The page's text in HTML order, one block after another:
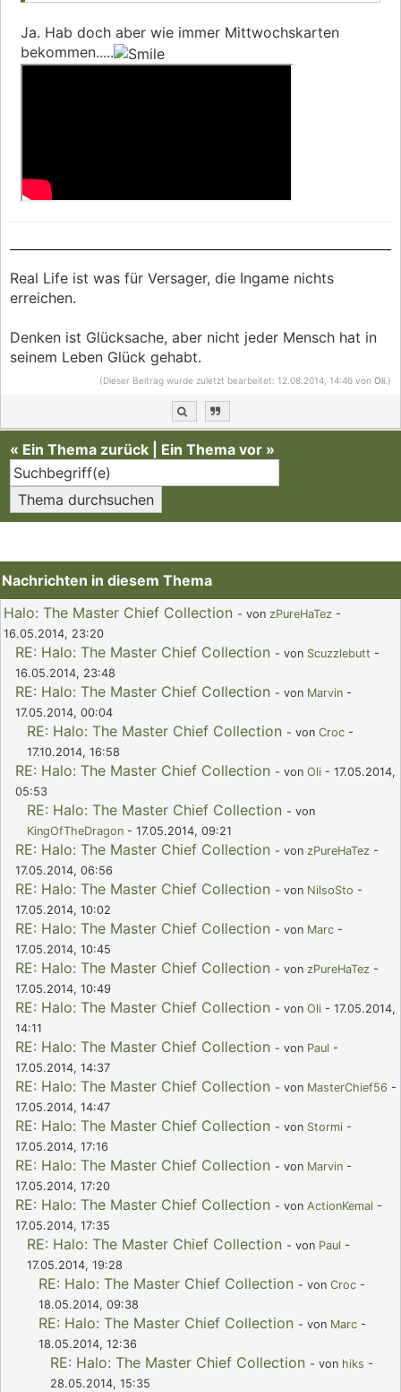
Ja. Hab doch aber wie immer Mittwochskarten
bekommen.....
Real Life ist was für Versager, die Ingame nichts
erreichen.
Denken ist Glücksache, aber nicht jeder Mensch hat in
seinem Leben Glück gehabt.
(Dieser Beitrag wurde zuletzt bearbeitet: 12.08.2014, 14:46 von Oli .)
« Ein Thema zurück Ein Thema vor »
Nachrichten in diesem Thema
Halo: The Master Chief Collection - von zPureHaTez -
16.05.2014, 23:20
RE: Halo: The Master Chief Collection - von Scuzzlebutt -
16.05.2014, 23:48
RE: Halo: The Master Chief Collection - von Marvin -
17.05.2014, 00:04
RE: Halo: The Master Chief Collection - von Croc -
17.10.2014, 16:58
RE: Halo: The Master Chief Collection - von Oli - 17.05.2014,
05:53
RE: Halo: The Master Chief Collection - von
KingOfTheDragon - 17.05.2014, 09:21
RE: Halo: The Master Chief Collection - von zPureHaTez -
17.05.2014, 06:56
RE: Halo: The Master Chief Collection - von NilsoSto -
17.05.2014, 10:02
RE: Halo: The Master Chief Collection - von Marc -
17.05.2014, 10:45
RE: Halo: The Master Chief Collection - von zPureHaTez -
17.05.2014, 10:49
RE: Halo: The Master Chief Collection - von Oli - 17.05.2014,
14:11
RE: Halo: The Master Chief Collection - von Paul -
17.05.2014, 14:37
RE: Halo: The Master Chief Collection - von MasterChief56 -
17.05.2014, 14:47
RE: Halo: The Master Chief Collection - von Stormi -
17.05.2014, 17:16
RE: Halo: The Master Chief Collection - von Marvin -
17.05.2014, 17:20
RE: Halo: The Master Chief Collection - von ActionKemal -
17.05.2014, 17:35
RE: Halo: The Master Chief Collection - von Paul -
17.05.2014, 19:28
RE: Halo: The Master Chief Collection - von Croc -
18.05.2014, 09:38
RE: Halo: The Master Chief Collection - von Marc -
18.05.2014, 12:36
RE: Halo: The Master Chief Collection - von hiks -
28.05.2014, 15:35